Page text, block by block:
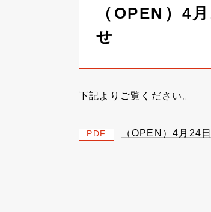
（OPEN）4
せ
下記よりご覧ください。
PDF （OPEN）4月24